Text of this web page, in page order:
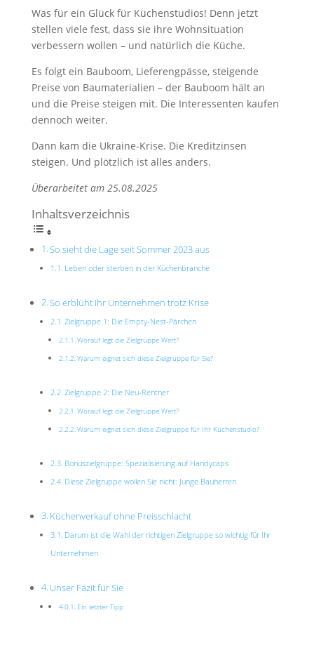
Was für ein Glück für Küchenstudios! Denn jetzt
stellen viele fest, dass sie ihre Wohnsituation
verbessern wollen – und natürlich die Küche.
Es folgt ein Bauboom, Lieferengpässe, steigende
Preise von Baumaterialien – der Bauboom hält an
und die Preise steigen mit. Die Interessenten kaufen
dennoch weiter.
Dann kam die Ukraine-Krise. Die Kreditzinsen
steigen. Und plötzlich ist alles anders.
Überarbeitet am 25.08.2025
Inhaltsverzeichnis
So sieht die Lage seit Sommer 2023 aus
Leben oder sterben in der Küchenbranche
So erblüht Ihr Unternehmen trotz Krise
Zielgruppe 1: Die Empty-Nest-Pärchen
Worauf legt die Zielgruppe Wert?
Warum eignet sich diese Zielgruppe für Sie?
Zielgruppe 2: Die Neu-Rentner
Worauf legt die Zielgruppe Wert?
Warum eignet sich diese Zielgruppe für Ihr Küchenstudio?
Bonuszielgruppe: Spezialisierung auf Handycaps
Diese Zielgruppe wollen Sie nicht: Junge Bauherren
Küchenverkauf ohne Preisschlacht
Darum ist die Wahl der richtigen Zielgruppe so wichtig für Ihr
Unternehmen
Unser Fazit für Sie
Ein letzter Tipp